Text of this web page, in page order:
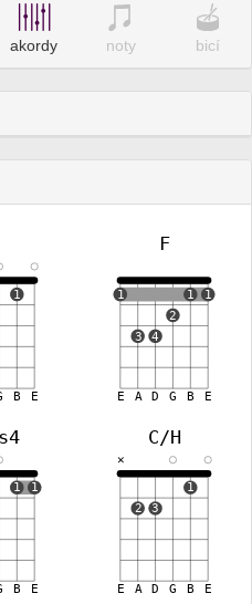
akordy noty bicí
B E
1
F
E A D G B E
1
3 4
2
1 1
B E
1 1
C/H
E A D G B E
✕
2 3
1